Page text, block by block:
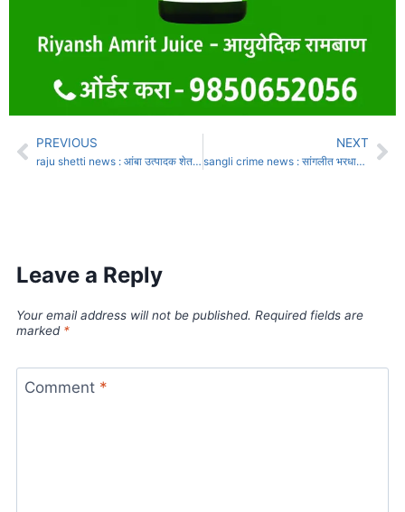
PREVIOUS
raju shetti news : आंबा उत्पादक शेतकर्‍यांना हेक्टरी 22 हजाराची मदत म्हणजे ‘उंटाच्या तोंडात जिरे’ राजू शेट्टी यांची टीका
NEXT
sangli crime news : सांगलीत भरधाव टेम्पोच्या धडकेत कसबे डिग्रजचा दुचाकीस्वार ठार
Leave a Reply
Your email address will not be published. Required fields are
marked *
Comment *